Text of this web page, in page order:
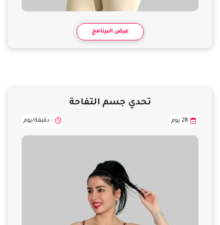
عرض البرنامج
تحدي جسم التفاحة
28 يوم - دقيقة/يوم